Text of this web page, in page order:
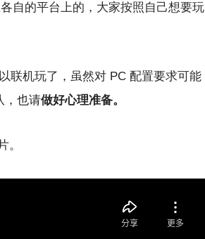
自的平台上的，大家按照自己想要玩
联机玩了，虽然对 PC 配置要求可能
，也请做好心理准备。
。